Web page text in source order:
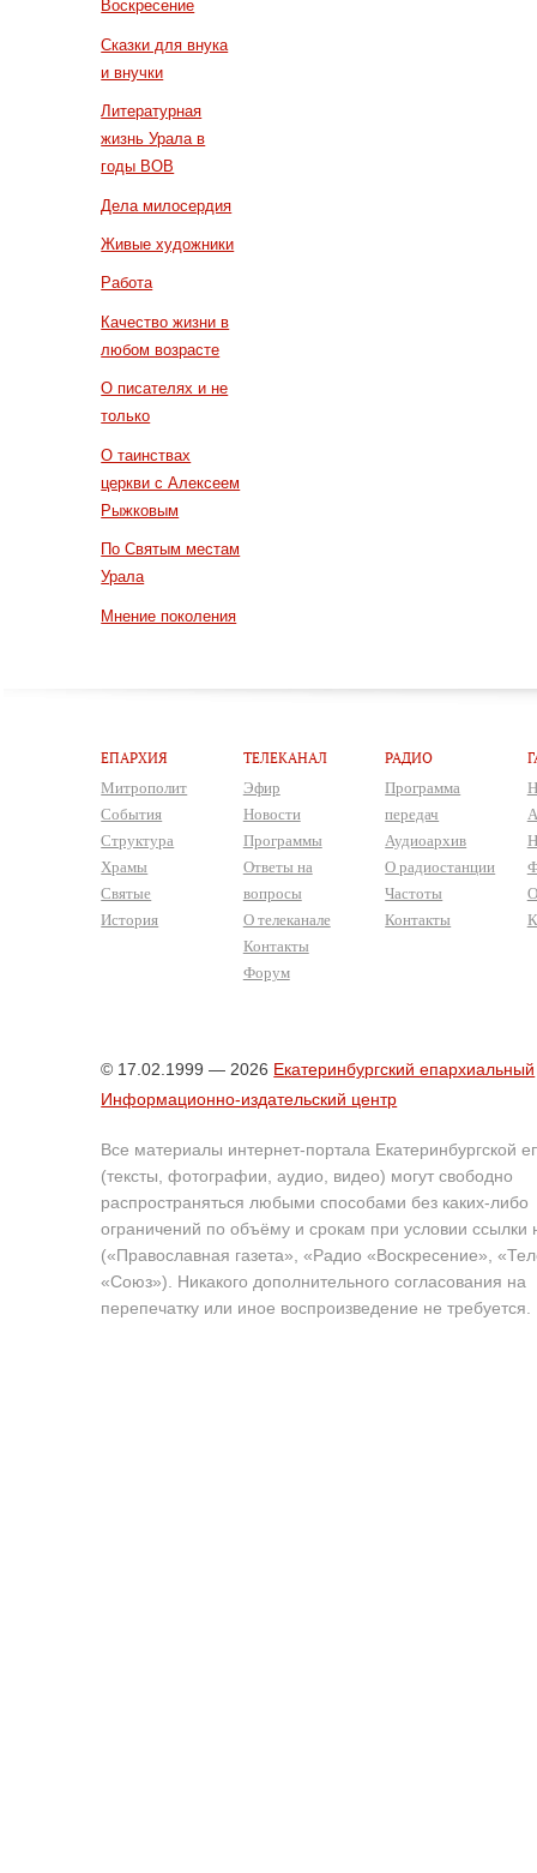
Воскресение
Сказки для внука
и внучки
Литературная
жизнь Урала в
годы ВОВ
Дела милосердия
Живые художники
Работа
Качество жизни в
любом возрасте
О писателях и не
только
О таинствах
церкви с Алексеем
Рыжковым
По Святым местам
Урала
Мнение поколения
ЕПАРХИЯ
Митрополит
События
Структура
Храмы
Святые
История
ТЕЛЕКАНАЛ
Эфир
Новости
Программы
Ответы на
вопросы
О телеканале
Контакты
Форум
РАДИО
Программа
передач
Аудиоархив
О радиостанции
Частоты
Контакты
© 17.02.1999 — 2026 Екатеринбургский епархиальный
Информационно-издательский центр
Все материалы интернет-портала Екатеринбургской
(тексты, фотографии, аудио, видео) могут свободно
распространяться любыми способами без каких-либо
ограничений по объёму и срокам при условии ссылки
(«Православная газета», «Радио «Воскресение»,
«Союз»). Никакого дополнительного согласования на
перепечатку или иное воспроизведение не требуется.